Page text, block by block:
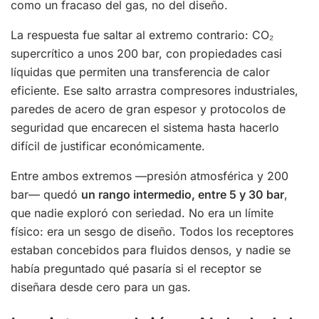
como un fracaso del gas, no del diseño.
La respuesta fue saltar al extremo contrario: CO₂
supercrítico a unos 200 bar, con propiedades casi
líquidas que permiten una transferencia de calor
eficiente. Ese salto arrastra compresores industriales,
paredes de acero de gran espesor y protocolos de
seguridad que encarecen el sistema hasta hacerlo
difícil de justificar económicamente.
Entre ambos extremos —presión atmosférica y 200
bar— quedó un rango intermedio, entre 5 y 30 bar,
que nadie exploró con seriedad. No era un límite
físico: era un sesgo de diseño. Todos los receptores
estaban concebidos para fluidos densos, y nadie se
había preguntado qué pasaría si el receptor se
diseñara desde cero para un gas.